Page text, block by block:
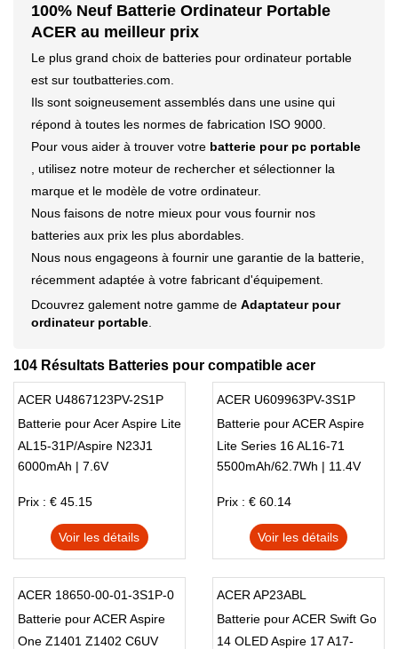
100% Neuf Batterie Ordinateur Portable
ACER au meilleur prix
Le plus grand choix de batteries pour ordinateur portable
est sur toutbatteries.com.
Ils sont soigneusement assemblés dans une usine qui
répond à toutes les normes de fabrication ISO 9000.
Pour vous aider à trouver votre batterie pour pc portable
, utilisez notre moteur de rechercher et sélectionner la
marque et le modèle de votre ordinateur.
Nous faisons de notre mieux pour vous fournir nos
batteries aux prix les plus abordables.
Nous nous engageons à fournir une garantie de la batterie,
récemment adaptée à votre fabricant d'équipement.
Dcouvrez galement notre gamme de Adaptateur pour
ordinateur portable
104 Résultats Batteries pour compatible acer
ACER U4867123PV-2S1P
Batterie pour Acer Aspire Lite
AL15-31P/Aspire N23J1
6000mAh | 7.6V
Prix : € 45.15
Voir les détails
ACER U609963PV-3S1P
Batterie pour ACER Aspire
Lite Series 16 AL16-71
N23J4
5500mAh/62.7Wh | 11.4V
Prix : € 60.14
Voir les détails
ACER 18650-00-01-3S1P-0
Batterie pour ACER Aspire
One Z1401 Z1402 C6UV
ACER AP23ABL
Batterie pour ACER Swift Go
14 OLED Aspire 17 A17-